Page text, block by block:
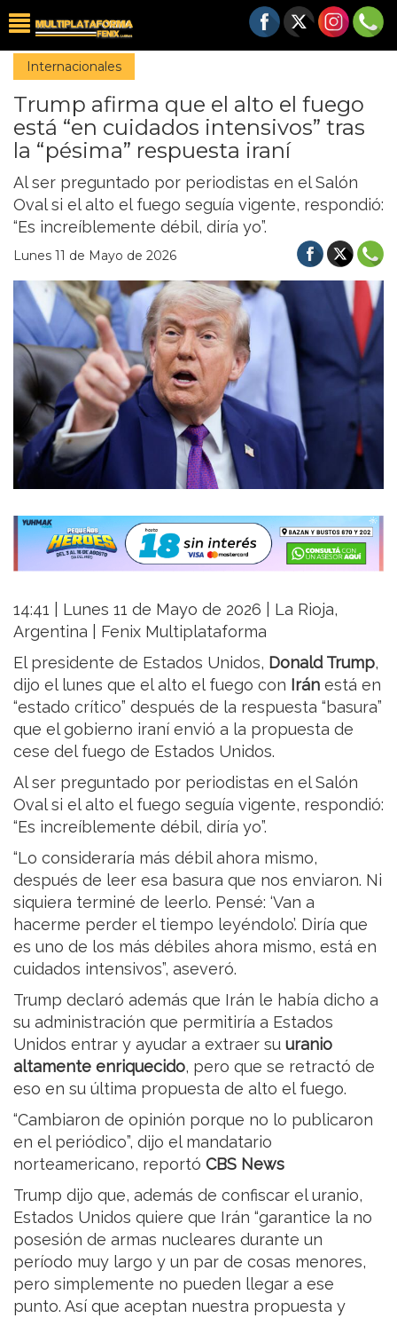
Internacionales
Trump afirma que el alto el fuego
está “en cuidados intensivos” tras
la “pésima” respuesta iraní
Al ser preguntado por periodistas en el Salón
Oval si el alto el fuego seguía vigente, respondió:
“Es increíblemente débil, diría yo”.
Lunes 11 de Mayo de 2026
14:41 | Lunes 11 de Mayo de 2026 | La Rioja,
Argentina | Fenix Multiplataforma
El presidente de Estados Unidos, Donald Trump,
dijo el lunes que el alto el fuego con Irán está en
“estado crítico” después de la respuesta “basura”
que el gobierno iraní envió a la propuesta de
cese del fuego de Estados Unidos.
Al ser preguntado por periodistas en el Salón
Oval si el alto el fuego seguía vigente, respondió:
“Es increíblemente débil, diría yo”.
“Lo consideraría más débil ahora mismo,
después de leer esa basura que nos enviaron. Ni
siquiera terminé de leerlo. Pensé: ‘Van a
hacerme perder el tiempo leyéndolo’. Diría que
es uno de los más débiles ahora mismo, está en
cuidados intensivos”, aseveró.
Trump declaró además que Irán le había dicho a
su administración que permitiría a Estados
Unidos entrar y ayudar a extraer su uranio
altamente enriquecido, pero que se retractó de
eso en su última propuesta de alto el fuego.
“Cambiaron de opinión porque no lo publicaron
en el periódico”, dijo el mandatario
norteamericano, reportó CBS News
Trump dijo que, además de confiscar el uranio,
Estados Unidos quiere que Irán “garantice la no
posesión de armas nucleares durante un
período muy largo y un par de cosas menores,
pero simplemente no pueden llegar a ese
punto. Así que aceptan nuestra propuesta y